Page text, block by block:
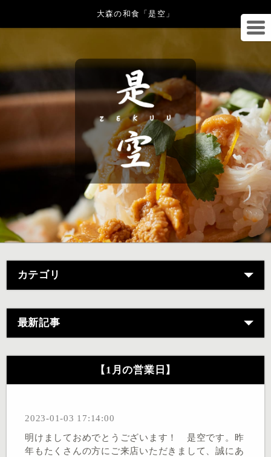
大森の和食「是空」
カテゴリ
最新記事
【1月の営業日】
2023-01-03 17:14:00
明けましておめでとうございます！ 是空です。昨
年もたくさんの方にご来店いただきまして、誠にあ